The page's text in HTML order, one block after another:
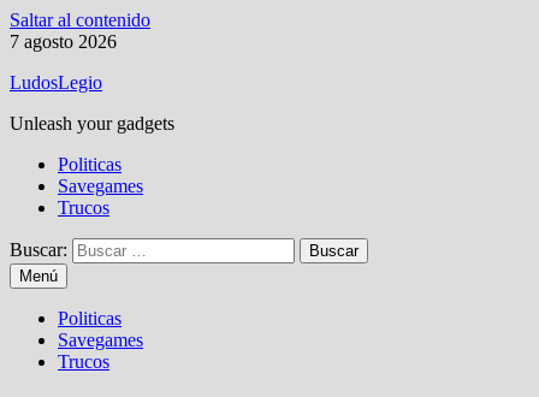
Saltar al contenido
7 agosto 2026
LudosLegio
Unleash your gadgets
Politicas
Savegames
Trucos
Buscar:
Menú
Politicas
Savegames
Trucos